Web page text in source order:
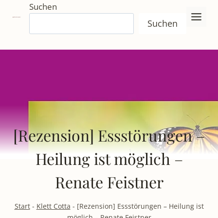
Inhalt
springen
Suchen
Suchen
[Rezension] Essstörungen –
Heilung ist möglich –
Renate Feistner
Start- Klett Cotta - [Rezension] Essstörungen – Heilung ist